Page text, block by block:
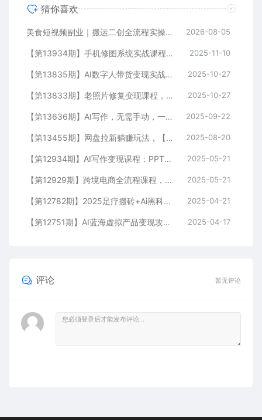
猜你喜欢
美食短视频副业｜搬运二创全流程实操教学，轻资产入局赛道，掌握账号起号与带货实操方法 2026-08-05
【第13934期】手机修图系统实战课程，通过具体案例手把手教学调色技巧，实现副业变现 2025-11-10
【第13835期】AI数字人带货变现实战：普通人也能制作数字人带货，副业月收益达8000+ 2025-10-27
【第13833期】老照片修复变现课程，AI动态生成+破损修复+黑白上色+全套技术,副业收入2w+ 2025-10-27
【第13636期】AI写作，无需手动，一键生成文稿，一单1000+ 永不失业副业项目 2025-09-22
【第13455期】网盘拉新躺赚玩法，【网盘+即梦+小说+短剧】拉新 2025-08-20
【第12934期】AI写作变现课程：PPT制作，文案撰写实战，零基础7天周入3k+案例拆解 2025-05-21
【第12929期】跨境电商全流程课程，社媒运营独立站搭建，掌握选品流量，实现高效出海 2025-05-21
【第12782期】2025足疗搬砖+Ai黑科技，5分钟一条视频，手把手教学小白 2025-04-21
【第12751期】AI蓝海虚拟产品变现攻略，零投入、易操作，手把手打造风口副业项目 2025-04-17
评论 暂无评论